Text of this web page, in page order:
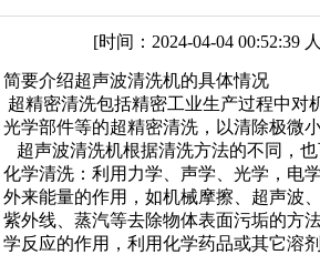
[时间：2024-04-04 00:52:39
简要介绍超声波清洗机的具体情况
超精密清洗包括精密工业生产过程中对
光学部件等的超精密清洗，以清除极微
超声波清洗机根据清洗方法的不同，
化学清洗：利用力学、声学、光学，电
外来能量的作用，如机械摩擦、超声波
紫外线、蒸汽等去除物体表面污垢的方
学反应的作用，利用化学药品或其它溶